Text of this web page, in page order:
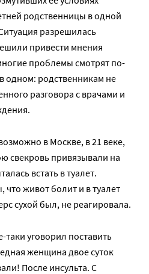
родственницы в одной
разрешилась
привести мнения
проблемы смотрят по-
одном: родственникам не
разговора с врачами и
в Москве, в 21 веке,
свекровь привязывали на
встать в туалет.
живот болит и в туалет
сухой был, не реагировала.
уговорил поставить
женщина двое суток
После инсульта. С